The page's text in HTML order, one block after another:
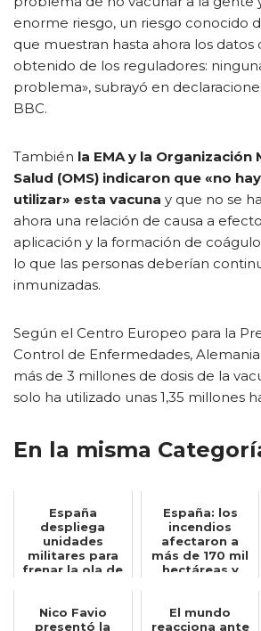
enorme riesgo, un riesgo conocido
que muestran hasta ahora los datos
obtenido de los reguladores:
problema», subrayó en
BBC.
También la EMA y la Organización
Salud (OMS) indicaron que «no
utilizar» esta vacuna y que no se
ahora una relación de causa a
aplicación y la formación de
lo que las personas deberían
inmunizadas.
Según el Centro Europeo para la
Control de Enfermedades,
más de 3 millones de dosis de la
solo ha utilizado unas 1,35 millones
En la misma
España
despliega
unidades
militares para
frenar la ola de
España: los
incendios
afectaron a
más de 170 mil
hectáreas y
Nico Favio
presentó la
El mundo
reacciona ante